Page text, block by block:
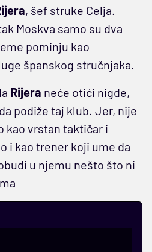
, šef struke Celja.
Moskva samo su dva
pominju kao
španskog stručnjaka.
Rijera neće otići nigde,
podiže taj klub. Jer, nije
kao vrstan taktičar i
i kao trener koji ume da
u njemu nešto što ni